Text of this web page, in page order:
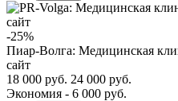
-25%
Пиар-Волга: Медицинская
сайт
18 000 руб. 24 000 руб.
Экономия - 6 000 руб.